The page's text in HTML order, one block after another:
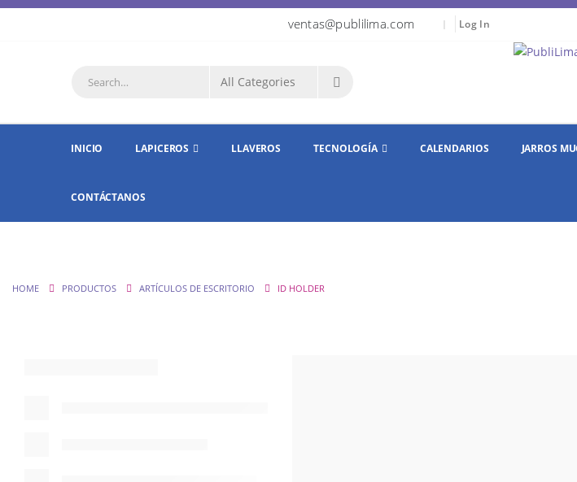
ventas@publilima.com | Log In
INICIO LAPICEROS LLAVEROS TECNOLOGÍA CALENDARIOS JARROS
CONTÁCTANOS
HOME PRODUCTOS ARTÍCULOS DE ESCRITORIO ID HOLDER